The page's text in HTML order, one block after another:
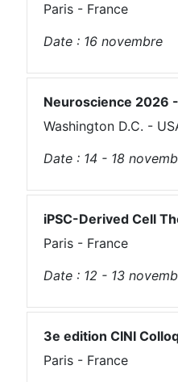
Paris - France
Date : 16 novembre
Neuroscience 2026
Washington D.C. -
Date : 14 - 18
iPSC-Derived Cell
Paris - France
Date : 12 - 13
3e edition CINI
Paris - France